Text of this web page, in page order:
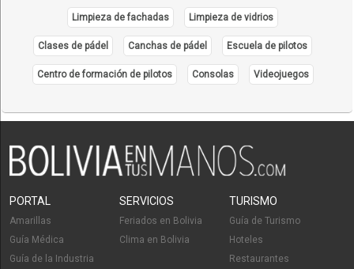
Limpieza de fachadas Limpieza de vidrios
Clases de pádel Canchas de pádel Escuela de pilotos
Centro de formación de pilotos Consolas Videojuegos
PORTAL
Amarillas
Guía Médica
Guía de la Industria
SERVICIOS
Feriados en Bolivia
Clima en Bolivia
TURISMO
Guía de Turismo
Hoteles
Restaurantes